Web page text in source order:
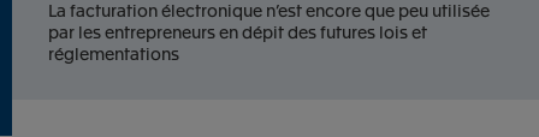
La facturation électronique n’est encore que peu utilisée
par les entrepreneurs en dépit des futures lois et
réglementations